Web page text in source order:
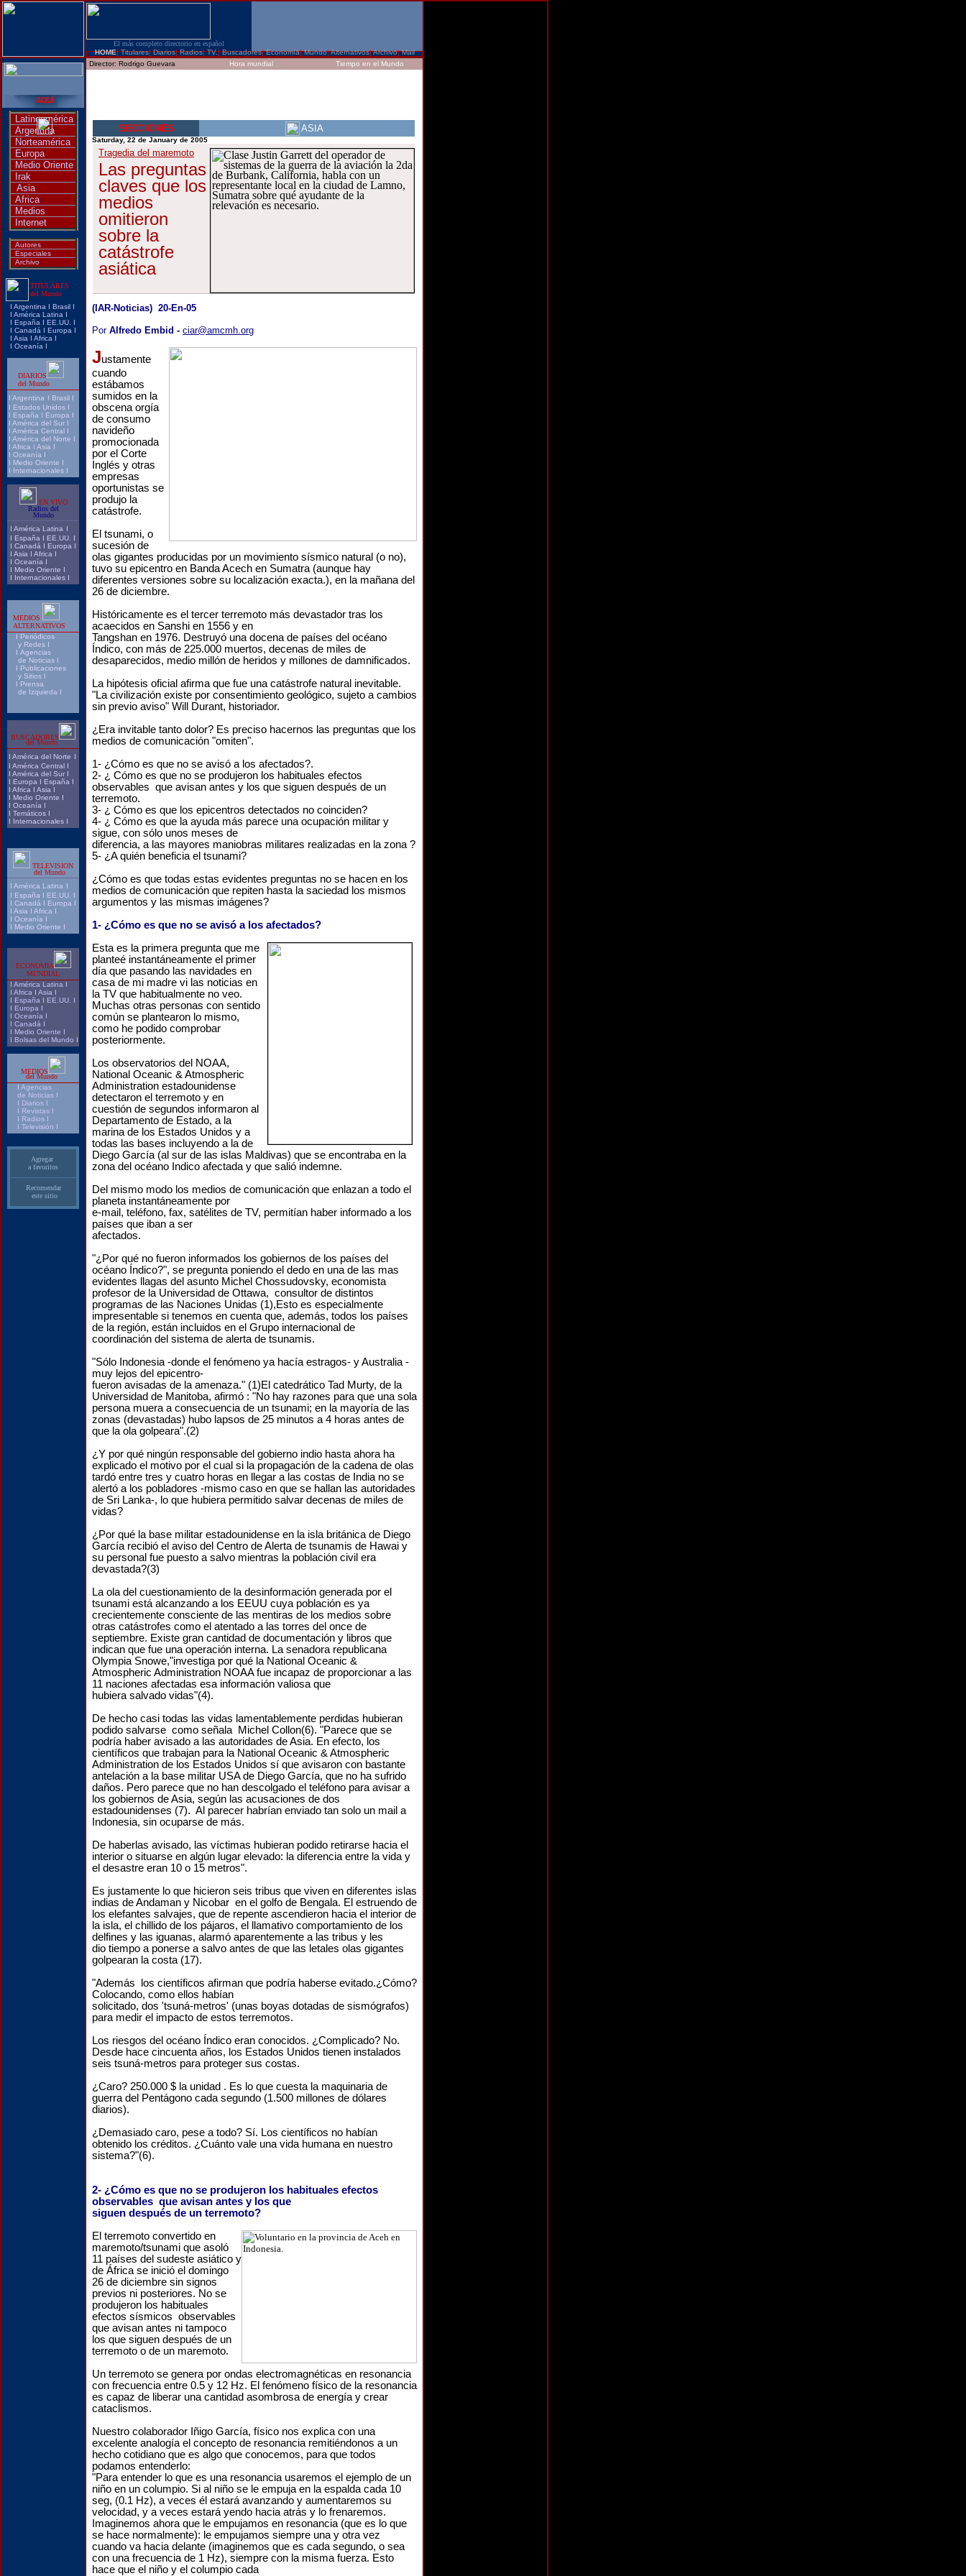
El más completo directorio en español
HOME|Titulares| Diarios| Radios| TV.|Buscadores|Economía| Mundo|Alternativos|Archivo| Mail
Latinoamérica
Argentina
Norteamérica
Europa
Medio Oriente
Irak
Asia
Africa
Medios
Internet
Autores
Especiales
Archivo
TITULARES
del Mundo
I Argentina I Brasil I
I América Latina I
I España I EE.UU.
I
I Canadá I Europa I
I Asia I Africa I
I Oceanía I
DIARIOS
del Mundo
I Argentina I Brasil I
I Estados Unidos I
I España I Europa I
I América del Sur I
I América Central I
I América del Norte I
I Africa I Asia I
I Oceanía I
I Medio Oriente I
I Internacionales I
EN VIVO
Radios del
Mundo
I América Latina I
I España I EE.UU.
I
I Canadá I Europa I
I Asia I Africa I
I Oceanía I
I Medio Oriente I
I Internacionales I
MEDIOS
ALTERNATIVOS
I Periódicos
y Redes I
I Agencias
de Noticias I
I Publicaciones
y Sitios I
I Prensa
de Izquieda I
BUSCADORES
del Mundo
I América del Norte I
I América Central I
I América del Sur I
I Europa I España I
I Africa I Asia I
I Medio Oriente I
I Oceanía I
I Temáticos I
I Internacionales I
TELEVISION
del Mundo
I América Latina I
I España I EE.UU.
I
I Canadá I Europa I
I Asia I Africa I
I Oceanía I
I Medio Oriente I
ECONOMIA
MUNDIAL
I América Latina I
I Africa I Asia I
I España I EE.UU.
I
I Europa I
I Oceanía I
I Canadá I
I Medio Oriente I
I Bolsas del Mundo I
MEDIOS
del Mundo
I Agencias
de Noticias I
I Diarios I
I Revistas I
I Radios I
I Televisión I
Agregar
a favoritos
Recomendar
este sitio
Director: Rodrigo Guevara Hora mundial Tiempo en el Mundo
SECCIONES ASIA
Saturday, 22 de January de 2005
Tragedia del maremoto
Las preguntas
claves que los
medios
omitieron
sobre la
catástrofe
asiática
(IAR-Noticias) 20-En-05
PorAlfredo Embid - ciar@amcmh.org
Justamente
cuando
estábamos
sumidos en la
obscena orgía
de consumo
navideño
promocionada
por el Corte
Inglés y otras
empresas
oportunistas se
produjo la
catástrofe.
El tsunami, o
sucesión de
olas gigantes producidas por un movimiento sísmico natural (o no),
tuvo su epicentro en Banda Acech en Sumatra (aunque hay
diferentes versiones sobre su localización exacta.), en la mañana del
26 de diciembre.
Históricamente es el tercer terremoto más devastador tras los
acaecidos en Sanshi en 1556 y en
Tangshan en 1976. Destruyó una docena de países del océano
Índico, con más de 225.000 muertos, decenas de miles de
desaparecidos, medio millón de heridos y millones de damnificados.
La hipótesis oficial afirma que fue una catástrofe natural inevitable.
"La civilización existe por consentimiento geológico, sujeto a cambios
sin previo aviso" Will Durant, historiador.
¿Era invitable tanto dolor? Es preciso hacernos las preguntas que los
medios de comunicación "omiten".
1- ¿Cómo es que no se avisó a los afectados?.
2- ¿ Cómo es que no se produjeron los habituales efectos
observables que avisan antes y los que siguen después de un
terremoto.
3- ¿ Cómo es que los epicentros detectados no coinciden?
4- ¿ Cómo es que la ayuda más parece una ocupación militar y
sigue, con sólo unos meses de
diferencia, a las mayores maniobras militares realizadas en la zona ?
5- ¿A quién beneficia el tsunami?
¿Cómo es que todas estas evidentes preguntas no se hacen en los
medios de comunicación que repiten hasta la saciedad los mismos
argumentos y las mismas imágenes?
1- ¿Cómo es que no se avisó a los afectados?
Esta es la primera pregunta que me
planteé instantáneamente el primer
día que pasando las navidades en
casa de mi madre vi las noticias en
la TV que habitualmente no veo.
Muchas otras personas con sentido
común se plantearon lo mismo,
como he podido comprobar
posteriormente.
Los observatorios del NOAA,
National Oceanic & Atmospheric
Administration estadounidense
detectaron el terremoto y en
cuestión de segundos informaron al
Departamento de Estado, a la
marina de los Estados Unidos y a
todas las bases incluyendo a la de
Diego García (al sur de las islas Maldivas) que se encontraba en la
zona del océano Indico afectada y que salió indemne.
Del mismo modo los medios de comunicación que enlazan a todo el
planeta instantáneamente por
e-mail, teléfono, fax, satélites de TV, permitían haber informado a los
países que iban a ser
afectados.
"¿Por qué no fueron informados los gobiernos de los países del
océano Índico?", se pregunta poniendo el dedo en una de las mas
evidentes llagas del asunto Michel Chossudovsky, economista
profesor de la Universidad de Ottawa, consultor de distintos
programas de las Naciones Unidas (1),Esto es especialmente
impresentable si tenemos en cuenta que, además, todos los países
de la región, están incluidos en el Grupo internacional de
coordinación del sistema de alerta de tsunamis.
"Sólo Indonesia -donde el fenómeno ya hacía estragos- y Australia -
muy lejos del epicentro-
fueron avisadas de la amenaza." (1)El catedrático Tad Murty, de la
Universidad de Manitoba, afirmó : "No hay razones para que una sola
persona muera a consecuencia de un tsunami; en la mayoría de las
zonas (devastadas) hubo lapsos de 25 minutos a 4 horas antes de
que la ola golpeara".(2)
¿Y por qué ningún responsable del gobierno indio hasta ahora ha
explicado el motivo por el cual si la propagación de la cadena de olas
tardó entre tres y cuatro horas en llegar a las costas de India no se
alertó a los pobladores -mismo caso en que se hallan las autoridades
de Sri Lanka-, lo que hubiera permitido salvar decenas de miles de
vidas?
¿Por qué la base militar estadounidense en la isla británica de Diego
García recibió el aviso del Centro de Alerta de tsunamis de Hawai y
su personal fue puesto a salvo mientras la población civil era
devastada?(3)
La ola del cuestionamiento de la desinformación generada por el
tsunami está alcanzando a los EEUU cuya población es ya
crecientemente consciente de las mentiras de los medios sobre
otras catástrofes como el atentado a las torres del once de
septiembre. Existe gran cantidad de documentación y libros que
indican que fue una operación interna. La senadora republicana
Olympia Snowe,"investiga por qué la National Oceanic &
Atmospheric Administration NOAA fue incapaz de proporcionar a las
11 naciones afectadas esa información valiosa que
hubiera salvado vidas"(4).
De hecho casi todas las vidas lamentablemente perdidas hubieran
podido salvarse como señala Michel Collon(6). "Parece que se
podría haber avisado a las autoridades de Asia. En efecto, los
científicos que trabajan para la National Oceanic & Atmospheric
Administration de los Estados Unidos sí que avisaron con bastante
antelación a la base militar USA de Diego García, que no ha sufrido
daños. Pero parece que no han descolgado el teléfono para avisar a
los gobiernos de Asia, según las acusaciones de dos
estadounidenses (7). Al parecer habrían enviado tan solo un mail a
Indonesia, sin ocuparse de más.
De haberlas avisado, las víctimas hubieran podido retirarse hacia el
interior o situarse en algún lugar elevado: la diferencia entre la vida y
el desastre eran 10 o 15 metros".
Es justamente lo que hicieron seis tribus que viven en diferentes islas
indias de Andaman y Nicobar en el golfo de Bengala. El estruendo de
los elefantes salvajes, que de repente ascendieron hacia el interior de
la isla, el chillido de los pájaros, el llamativo comportamiento de los
delfines y las iguanas, alarmó aparentemente a las tribus y les
dio tiempo a ponerse a salvo antes de que las letales olas gigantes
golpearan la costa (17).
"Además los científicos afirman que podría haberse evitado.¿Cómo?
Colocando, como ellos habían
solicitado, dos 'tsuná-metros' (unas boyas dotadas de sismógrafos)
para medir el impacto de estos terremotos.
Los riesgos del océano Índico eran conocidos. ¿Complicado? No.
Desde hace cincuenta años, los Estados Unidos tienen instalados
seis tsuná-metros para proteger sus costas.
¿Caro? 250.000 $ la unidad . Es lo que cuesta la maquinaria de
guerra del Pentágono cada segundo (1.500 millones de dólares
diarios).
¿Demasiado caro, pese a todo? Sí. Los científicos no habían
obtenido los créditos. ¿Cuánto vale una vida humana en nuestro
sistema?"(6).
2- ¿Cómo es que no se produjeron los habituales efectos
observables que avisan antes y los que
siguen después de un terremoto?
El terremoto convertido en
maremoto/tsunami que asoló
11 países del sudeste asiático y
de África se inició el domingo
26 de diciembre sin signos
previos ni posteriores. No se
produjeron los habituales
efectos sísmicos observables
que avisan antes ni tampoco
los que siguen después de un
terremoto o de un maremoto.
Un terremoto se genera por ondas electromagnéticas en resonancia
con frecuencia entre 0.5 y 12 Hz. El fenómeno físico de la resonancia
es capaz de liberar una cantidad asombrosa de energía y crear
cataclismos.
Nuestro colaborador Iñigo García, físico nos explica con una
excelente analogía el concepto de resonancia remitiéndonos a un
hecho cotidiano que es algo que conocemos, para que todos
podamos entenderlo:
"Para entender lo que es una resonancia usaremos el ejemplo de un
niño en un columpio. Si al niño se le empuja en la espalda cada 10
seg, (0.1 Hz), a veces él estará avanzando y aumentaremos su
velocidad, y a veces estará yendo hacia atrás y lo frenaremos.
Imaginemos ahora que le empujamos en resonancia (que es lo que
se hace normalmente): le empujamos siempre una y otra vez
cuando va hacia delante (imaginemos que es cada segundo, o sea
con una frecuencia de 1 Hz), siempre con la misma fuerza. Esto
hace que el niño y el columpio cada